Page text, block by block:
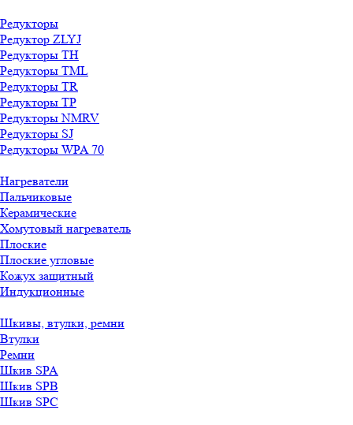
Редукторы
Редуктор ZLYJ
Редукторы TH
Редукторы TML
Редукторы TR
Редукторы TP
Редукторы NMRV
Редукторы SJ
Редукторы WPA 70
Нагреватели
Пальчиковые
Керамические
Хомутовый нагреватель
Плоские
Плоские угловые
Кожух защитный
Индукционные
Шкивы, втулки, ремни
Втулки
Ремни
Шкив SPA
Шкив SPB
Шкив SPC